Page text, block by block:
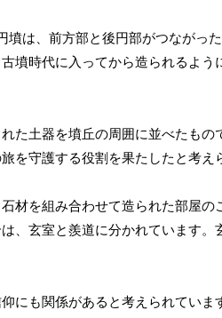
は、前方部と後円部がつながっ
墳時代に入ってから造られるよう
た土器を墳丘の周囲に並べたもの
を守護する役割を果たしたと考え
材を組み合わせて造られた部屋の
、玄室と羨道に分かれています。
にも関係があると考えられていま